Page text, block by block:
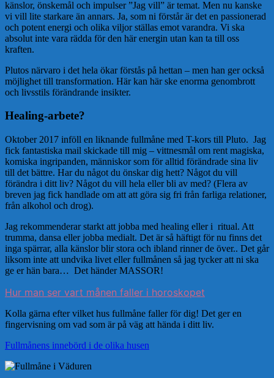
känslor, önskemål och impulser ”Jag vill” är temat. Men nu kanske
vi vill lite starkare än annars. Ja, som ni förstår är det en passionerad
och potent energi och olika viljor ställas emot varandra. Vi ska
absolut inte vara rädda för den här energin utan kan ta till oss
kraften.
Plutos närvaro i det hela ökar förstås på hettan – men han ger också
möjlighet till transformation. Här kan här ske enorma genombrott
och livsstils förändrande insikter.
Healing-arbete?
Oktober 2017 inföll en liknande fullmåne med T-kors till Pluto. Jag
fick fantastiska mail skickade till mig – vittnesmål om rent magiska,
komiska ingripanden, människor som för alltid förändrade sina liv
till det bättre. Har du något du önskar dig hett? Något du vill
förändra i ditt liv? Något du vill hela eller bli av med? (Flera av
breven jag fick handlade om att att göra sig fri från farliga relationer,
från alkohol och drog).
Jag rekommenderar starkt att jobba med healing eller i ritual. Att
trumma, dansa eller jobba medialt. Det är så häftigt för nu finns det
inga spärrar, alla känslor blir stora och ibland rinner de över.. Det går
liksom inte att undvika livet eller fullmånen så jag tycker att ni ska
ge er hän bara… Det händer MASSOR!
Hur man ser vart månen faller i horoskopet
Kolla gärna efter vilket hus fullmåne faller för dig! Det ger en
fingervisning om vad som är på väg att hända i ditt liv.
Fullmånens innebörd i de olika husen